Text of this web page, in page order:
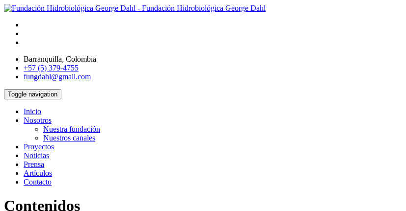
Barranquilla, Colombia
+57 (5) 379-4755
fungdahl@gmail.com
Toggle navigation
Inicio
Nosotros
Nuestra fundación
Nuestros canales
Proyectos
Noticias
Prensa
Artículos
Contacto
Contenidos